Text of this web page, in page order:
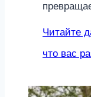
Читайте
что вас